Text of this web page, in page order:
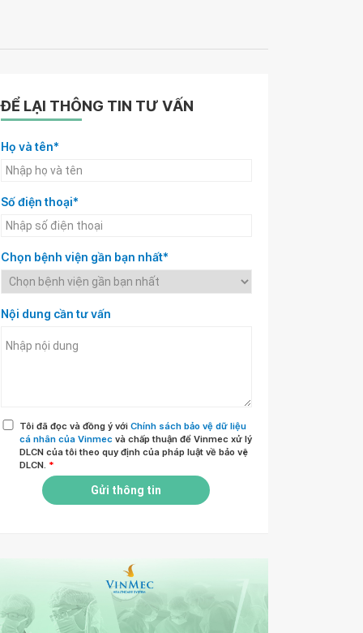
ĐỂ LẠI THÔNG TIN TƯ VẤN
Họ và tên*
Số điện thoại*
Chọn bệnh viện gần bạn nhất*
Nội dung cần tư vấn
Tôi đã đọc và đồng ý với Chính sách bảo vệ dữ liệu
cá nhân của Vinmec và chấp thuận để Vinmec xử lý
DLCN của tôi theo quy định của pháp luật về bảo vệ
DLCN. *
Gửi thông tin